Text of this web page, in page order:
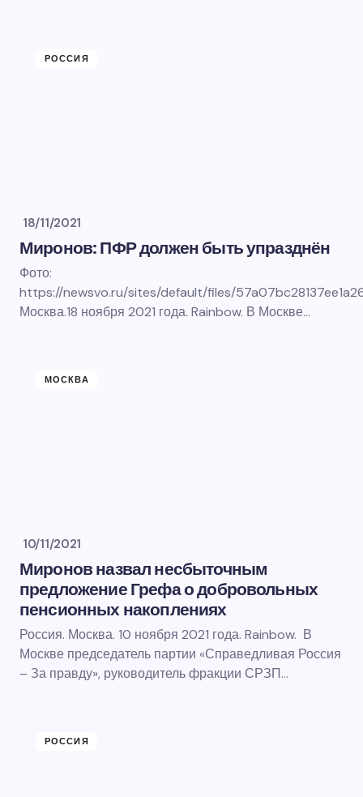
РОССИЯ
18/11/2021
Миронов: ПФР должен быть упразднён
Фото:
https://newsvo.ru/sites/default/files/
Москва.18 ноября 2021 года. Rainbow. В Москве…
МОСКВА
10/11/2021
Миронов назвал несбыточным
предложение Грефа о добровольных
пенсионных накоплениях
Россия. Москва. 10 ноября 2021 года. Rainbow. В
Москве председатель партии «Справедливая Россия
– За правду», руководитель фракции СРЗП…
РОССИЯ